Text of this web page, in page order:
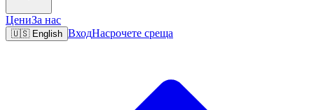
ЦениЗа нас
🇺🇸 English ВходНасрочете среща